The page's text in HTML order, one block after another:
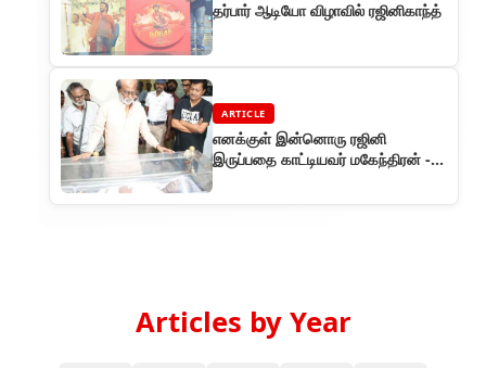
தர்பார் ஆடியோ விழாவில் ரஜினிகாந்த்
ARTICLE
எனக்குள் இன்னொரு ரஜினி
இருப்பதை காட்டியவர் மகேந்திரன் -
Articles by Year